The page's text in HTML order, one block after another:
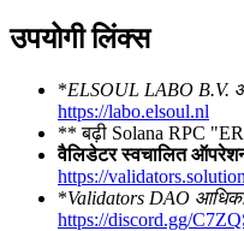
उपयोगी लिंक्स
*ELSOUL LABO B.V.
https://labo.elsoul.nl
** बढ़ी Solana RPC
वैलिडेटर स्वचालित
https://
*Validators DAO
https://discord.gg/